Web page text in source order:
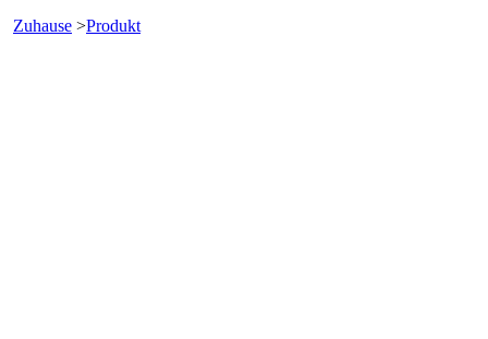
Zuhause >Produkt